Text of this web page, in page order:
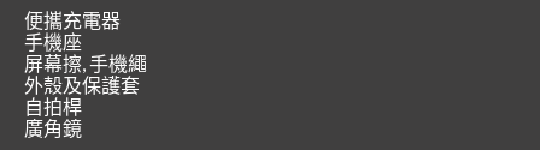
便攜充電器
手機座
屏幕擦, 手機繩
外殼及保護套
自拍桿
廣角鏡